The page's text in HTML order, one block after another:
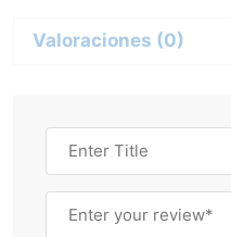
cantidad